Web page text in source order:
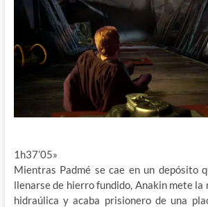
1h37’05»
Mientras Padmé se cae en un depósito
llenarse de hierro fundido, Anakin mete la
hidraúlica y acaba prisionero de una